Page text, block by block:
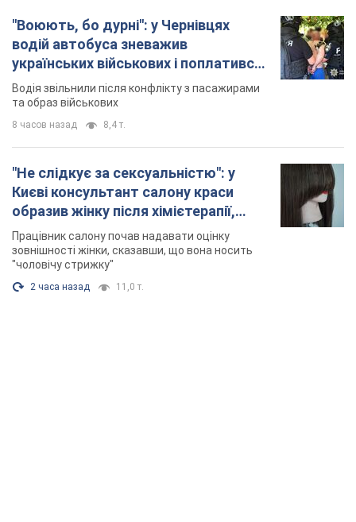
"Не слідкує за сексуальністю": у
Києві консультант салону краси
образив жінку після хімієтерапії,
розгорівся скандал. Фото
зовнішності жінки, сказавши, що вона носить
"чоловічу стрижку"
2 часа назад 11,0 т.